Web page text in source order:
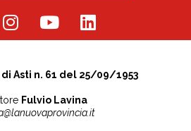
Asti n. 61 del 25/09/1953
Fulvio Lavina